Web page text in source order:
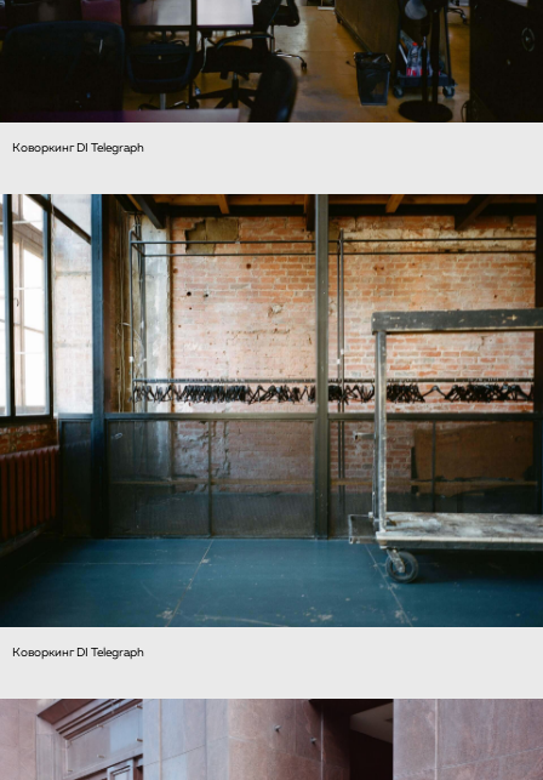
Коворкинг DI Telegraph
Коворкинг DI Telegraph